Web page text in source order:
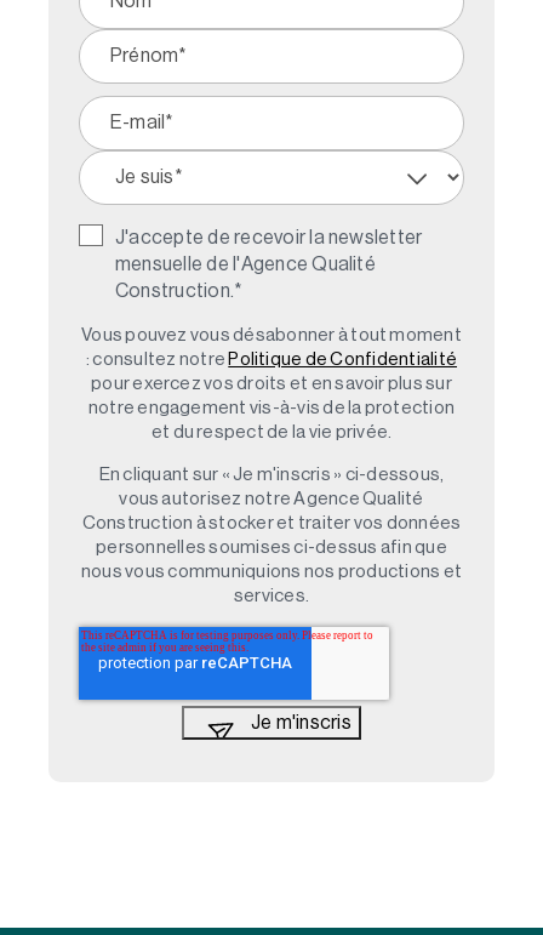
J'accepte de recevoir la newsletter
mensuelle de l'Agence Qualité
Construction. *
Vous pouvez vous désabonner à tout moment
: consultez notre Politique de Confidentialité
pour exercez vos droits et en savoir plus sur
notre engagement vis-à-vis de la protection
et du respect de la vie privée.
En cliquant sur « Je m'inscris » ci-dessous,
vous autorisez notre Agence Qualité
Construction à stocker et traiter vos données
personnelles soumises ci-dessus afin que
nous vous communiquions nos productions et
services.